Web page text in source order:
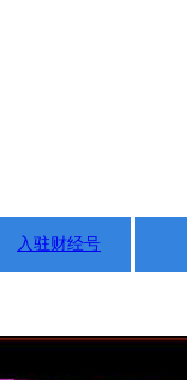
入驻财经号